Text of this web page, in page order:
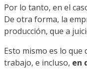
Por lo tanto, en el
De otra forma, la
producción, que a
Esto mismo es lo
trabajo, e incluso, en